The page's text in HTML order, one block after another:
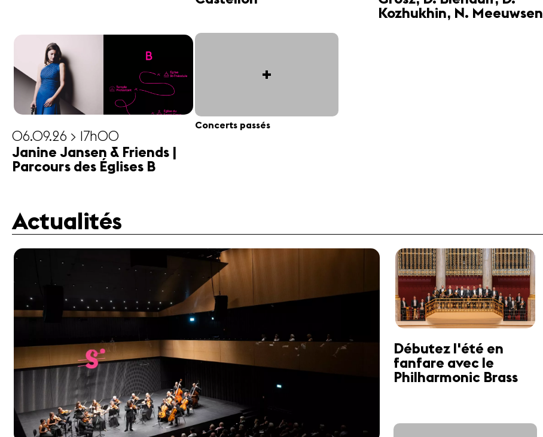
Kozhukhin, N. Meeuwsen
06.09.26 > 17h00
Janine Jansen & Friends |
Parcours des Églises B
+
Concerts passés
Actualités
Débutez l'été en
fanfare avec le
Philharmonic Brass